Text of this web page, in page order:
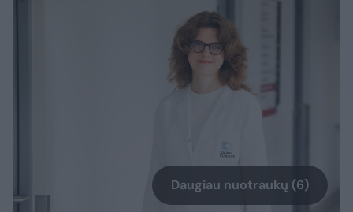
Daugiau nuotraukų (6)